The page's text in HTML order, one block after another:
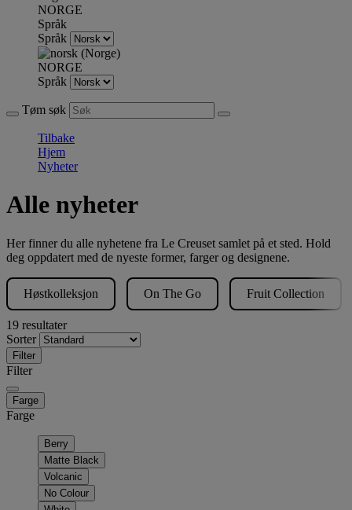
NORGE
Språk
Språk
NORGE
Språk
Tøm søk
Tilbake
Hjem
Nyheter
Alle nyheter
Her finner du alle nyhetene fra Le Creuset samlet på et sted. Hold
deg oppdatert med de nyeste former, farger og designene.
Høstkolleksjon On The Go Fruit Collection
19 resultater
Sorter
Filter
Filter
Farge
Farge
Berry
Matte Black
Volcanic
No Colour